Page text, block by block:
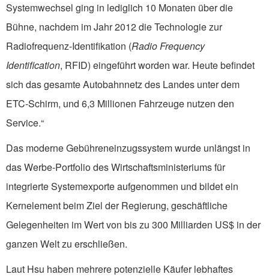
Systemwechsel ging in lediglich 10 Monaten über die
Bühne, nachdem im Jahr 2012 die Technologie zur
Radiofrequenz-Identifikation (Radio Frequency
Identification, RFID) eingeführt worden war. Heute befindet
sich das gesamte Autobahnnetz des Landes unter dem
ETC-Schirm, und 6,3 Millionen Fahrzeuge nutzen den
Service.“
Das moderne Gebühreneinzugssystem wurde unlängst in
das Werbe-Portfolio des Wirtschaftsministeriums für
integrierte Systemexporte aufgenommen und bildet ein
Kernelement beim Ziel der Regierung, geschäftliche
Gelegenheiten im Wert von bis zu 300 Milliarden US$ in der
ganzen Welt zu erschließen.
Laut Hsu haben mehrere potenzielle Käufer lebhaftes